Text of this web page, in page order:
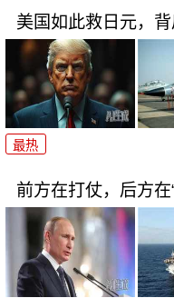
美国如此救日元，
最热
前方在打仗，后方在